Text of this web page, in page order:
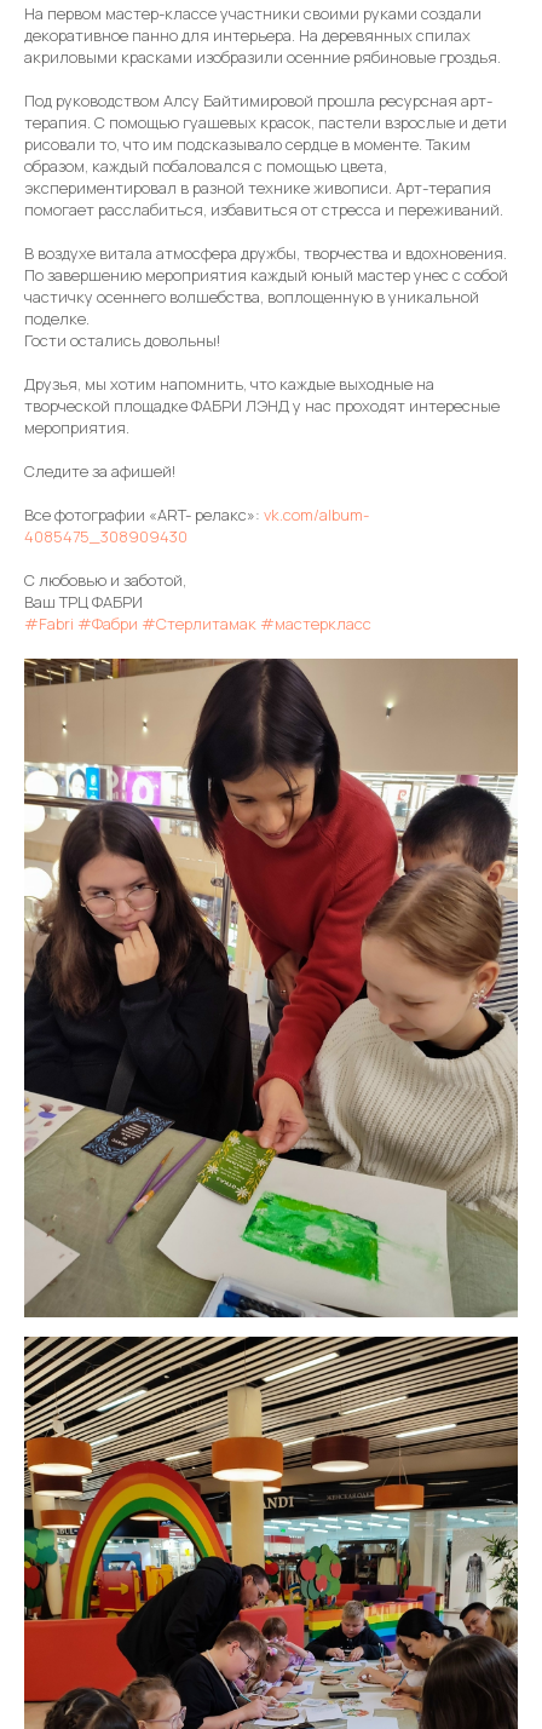
На первом мастер-классе участники своими руками создали
декоративное панно для интерьера. На деревянных спилах
акриловыми красками изобразили осенние рябиновые гроздья.
Под руководством Алсу Байтимировой прошла ресурсная арт-
терапия. С помощью гуашевых красок, пастели взрослые и дети
рисовали то, что им подсказывало сердце в моменте. Таким
образом, каждый побаловался с помощью цвета,
экспериментировал в разной технике живописи. Арт-терапия
помогает расслабиться, избавиться от стресса и переживаний.
В воздухе витала атмосфера дружбы, творчества и вдохновения.
По завершению мероприятия каждый юный мастер унес с собой
частичку осеннего волшебства, воплощенную в уникальной
поделке.
Гости остались довольны!
Друзья, мы хотим напомнить, что каждые выходные на
творческой площадке ФАБРИ ЛЭНД у нас проходят интересные
мероприятия.
Следите за афишей!
Все фотографии «ART- релакс»: vk.com/album-
4085475_308909430
С любовью и заботой,
Ваш ТРЦ ФАБРИ
#Fabri #Фабри #Стерлитамак #мастеркласс